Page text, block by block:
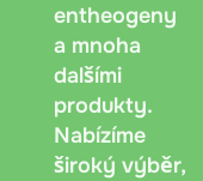
entheogeny
a mnoha
dalšími
produkty.
Nabízíme
široký výběr,